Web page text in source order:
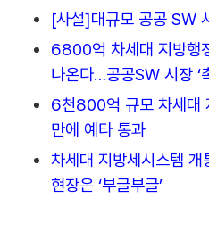
[사설]대규모 공공 SW
6800억 차세대 지방행
나온다…공공SW 시장 ‘
6천800억 규모 차세대
만에 예타 통과
차세대 지방세시스템
현장은 ‘부글부글’